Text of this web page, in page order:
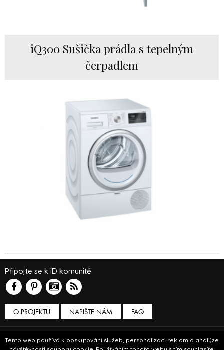
Tento web používá k poskytování služeb, personalizaci reklam a analýze
iQ300 Sušička prádla s tepelným
čerpadlem
O PROJEKTU NAPIŠTE NÁM
Připojte se k iD komunitě
FAQ
Podmínky používání